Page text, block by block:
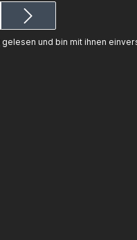
gelesen und bin mit ihnen